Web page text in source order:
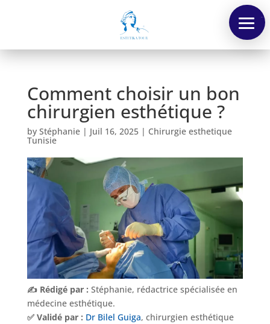
Comment choisir un bon
chirurgien esthétique ?
by Stéphanie| Juil 16, 2025| Chirurgie esthetique
Tunisie
✍️ Rédigé par : Stéphanie, rédactrice spécialisée en
médecine esthétique.
✅ Validé par : Dr Bilel Guiga, chirurgien esthétique